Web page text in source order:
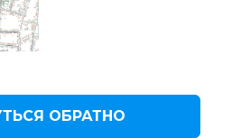
ОБРАТНО